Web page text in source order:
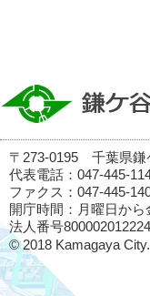
〒273-0195 千葉県鎌
代表電話：047-445-
ファクス：047-445-
開庁時間：月曜日か
法人番号
© 2018 Kamagaya City.